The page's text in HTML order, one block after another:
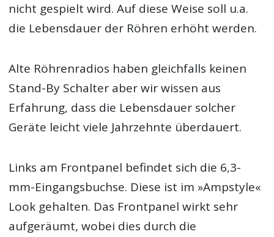
nicht gespielt wird. Auf diese Weise soll u.a.
die Lebensdauer der Röhren erhöht werden.
Alte Röhrenradios haben gleichfalls keinen
Stand-By Schalter aber wir wissen aus
Erfahrung, dass die Lebensdauer solcher
Geräte leicht viele Jahrzehnte überdauert.
Links am Frontpanel befindet sich die 6,3-
mm-Eingangsbuchse. Diese ist im »Ampstyle«
Look gehalten. Das Frontpanel wirkt sehr
aufgeräumt, wobei dies durch die